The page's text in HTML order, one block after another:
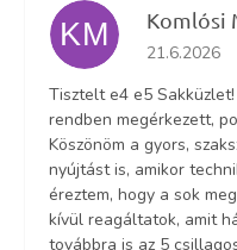
KM Komlósi
Az áruház
21.6.2026
Tisztelt e4 e5
rendben megérkezett,
Köszönöm a gyors,
nyújtást is, amikor
éreztem, hogy a sok
kívül reagáltatok, amit
továbbra is az 5